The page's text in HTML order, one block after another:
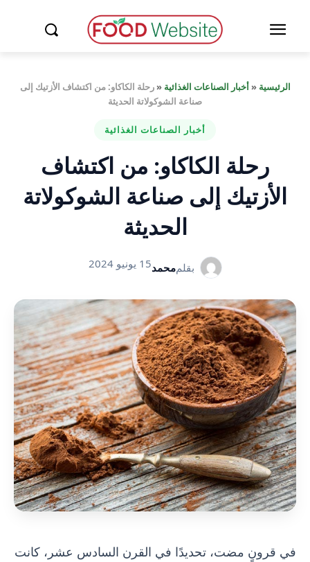
الرئيسية «أخبار الصناعات الغذائية «رحلة الكاكاو: من اكتشاف الأزتيك إلى
صناعة الشوكولاتة الحديثة
أخبار الصناعات الغذائية
رحلة الكاكاو: من اكتشاف
الأزتيك إلى صناعة الشوكولاتة
الحديثة
بقلممحمد15 يونيو 2024
في قرونٍ مضت، تحديدًا في القرن السادس عشر، كانت